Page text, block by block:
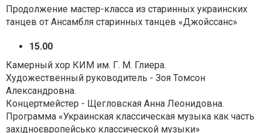
Продолжение мастер-класса из старинных украинских
танцев от Ансамбля старинных танцев «Джойссанс»
15.00
Камерный хор КИМ им. Г. М. Глиера.
Художественный руководитель - Зоя Томсон
Александровна.
Концертмейстер - Щегловская Анна Леонидовна.
Программа «Украинская классическая музыка как часть
західноєвропейсько классической музыки»